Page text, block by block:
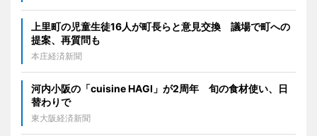
上里町の児童生徒16人が町長らと意見交換 議場で町への
提案、再質問も
本庄経済新聞
河内小阪の「cuisine HAGI」が2周年 旬の食材使い、日
替わりで
東大阪経済新聞